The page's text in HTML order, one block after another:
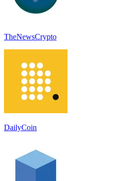
TheNewsCrypto
DailyCoin